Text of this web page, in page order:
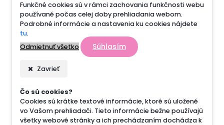
Funkčné cookies sú v rámci zachovania funkčnosti webu
používané počas celej doby prehliadania webom.
Podrobné informácie a nastavenia ku cookies nájdete
tu.
Odmietnuť všetko
Súhlasím
Zavrieť
Čo sú cookies?
Cookies sú krátke textové informácie, ktoré sú uložené
vo Vašom prehliadači. Tieto informácie bežne používajú
všetky webové stránky a ich prechádzaním dochádza k